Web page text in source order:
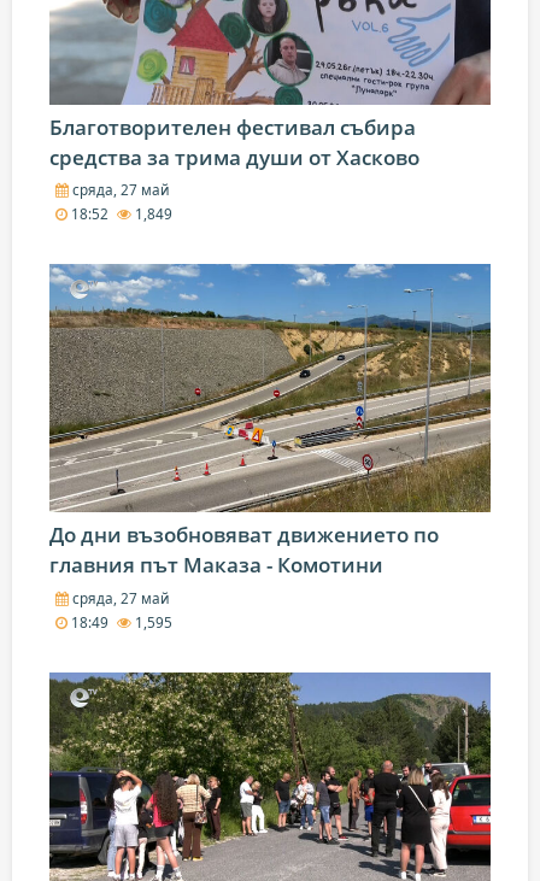
Благотворителен фестивал събира
средства за трима души от Хасково
сряда, 27 май
18:52
1,849
До дни възобновяват движението по
главния път Маказа - Комотини
сряда, 27 май
18:49
1,595